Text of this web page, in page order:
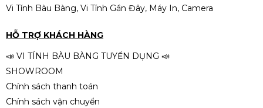
Vi Tính Bàu Bàng, Vi Tính Gần Đây, Máy In, Camera
HỖ TRỢ KHÁCH HÀNG
📣 VI TÍNH BÀU BÀNG TUYỂN DỤNG 📣
SHOWROOM
Chính sách thanh toán
Chính sách vận chuyển